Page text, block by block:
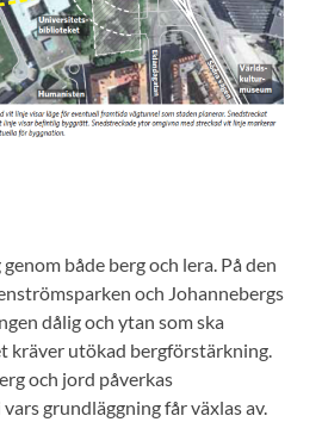
både berg och lera. På den
och Johannebergs
dålig och ytan som ska
kräver utökad bergförstärkning.
och jord påverkas
grundläggning får växlas av.